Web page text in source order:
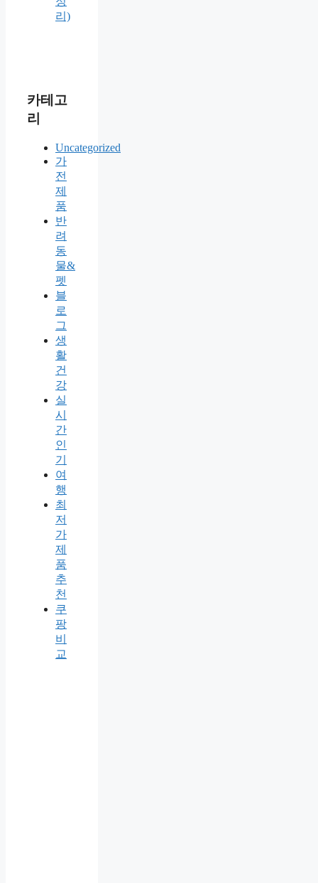
리)
카테고
리
Uncategorized
가
전
제
품
반
려
동
물&
펫
블
로
그
생
활
건
강
실
시
간
인
기
여
행
최
저
가
제
품
추
천
쿠
팡
비
교